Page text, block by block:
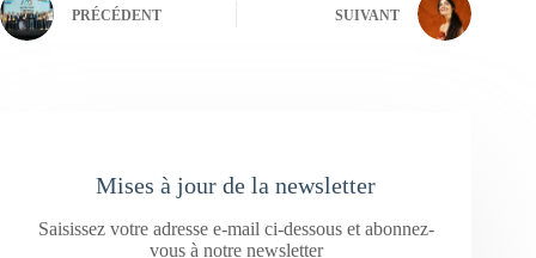
PRÉCÉDENT SUIVANT
Mises à jour de la newsletter
Saisissez votre adresse e-mail ci-dessous et abonnez-
vous à notre newsletter